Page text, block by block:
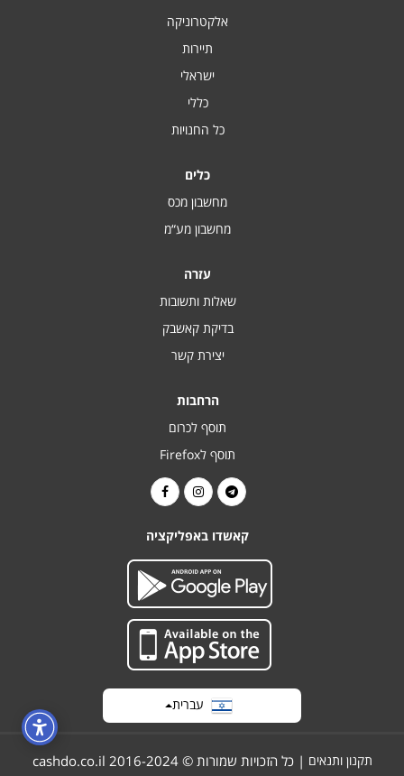
אלקטרוניקה
תיירות
ישראלי
כללי
כל החנויות
כלים
מחשבון מכס
מחשבון מע“מ
עזרה
שאלות ותשובות
בדיקת קאשבק
יצירת קשר
הרחבות
תוסף לכרום
תוסף לFirefox
קאשדו באפליקציה
עברית
תקנון ותנאים | כל הזכויות שמורות © 2016-2024 cashdo.co.il